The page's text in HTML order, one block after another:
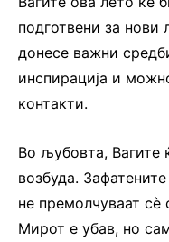
подготвени за
донесе важни
инспирација и
контакти.
Во љубовта, Вагите
возбуда.
не премолчуваат сè
Мирот е убав, но